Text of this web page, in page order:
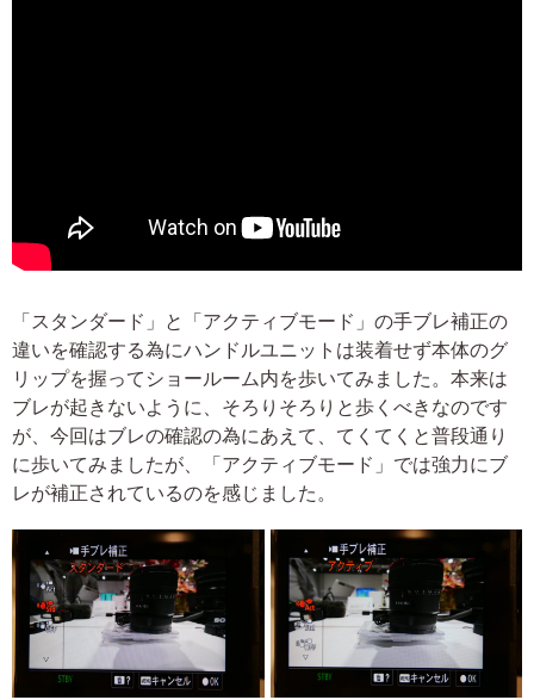
「スタンダード」と「アクティブモード」の手ブレ補正の
違いを確認する為にハンドルユニットは装着せず本体のグ
リップを握ってショールーム内を歩いてみました。本来は
ブレが起きないように、そろりそろりと歩くべきなのです
が、今回はブレの確認の為にあえて、てくてくと普段通り
に歩いてみましたが、「アクティブモード」では強力にブ
レが補正されているのを感じました。